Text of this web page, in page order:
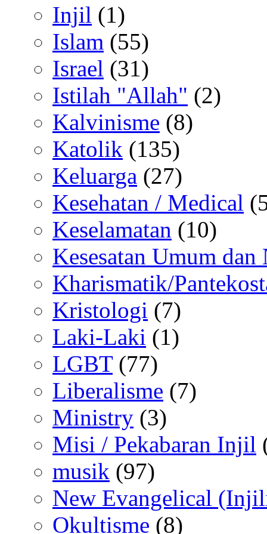
Injil (1)
Islam (55)
Israel (31)
Istilah "Allah" (2)
Kalvinisme (8)
Katolik (135)
Keluarga (27)
Kesehatan / Medical
Keselamatan (10)
Kesesatan Umum dan
Kharismatik/
Kristologi (7)
Laki-Laki (1)
LGBT(77)
Liberalisme (7)
Ministry (3)
Misi / Pekabaran Injil
musik (97)
New Evangelical
Okultisme (8)